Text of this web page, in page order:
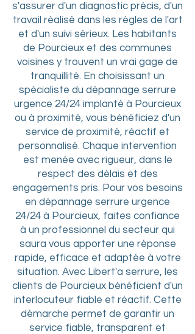
s'assurer d'un diagnostic précis, d'un
travail réalisé dans les règles de l'art
et d'un suivi sérieux. Les habitants
de Pourcieux et des communes
voisines y trouvent un vrai gage de
tranquillité. En choisissant un
spécialiste du dépannage serrure
urgence 24/24 implanté à Pourcieux
ou à proximité, vous bénéficiez d'un
service de proximité, réactif et
personnalisé. Chaque intervention
est menée avec rigueur, dans le
respect des délais et des
engagements pris. Pour vos besoins
en dépannage serrure urgence
24/24 à Pourcieux, faites confiance
à un professionnel du secteur qui
saura vous apporter une réponse
rapide, efficace et adaptée à votre
situation. Avec Libert'a serrure, les
clients de Pourcieux bénéficient d'un
interlocuteur fiable et réactif. Cette
démarche permet de garantir un
service fiable, transparent et